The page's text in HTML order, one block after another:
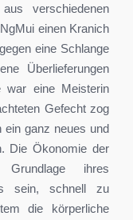
verschiedenen
einen Kranich
eine Schlange
Überlieferungen
war eine Meisterin
Gefecht zog
ein ganz neues und
Die Ökonomie der
ihres
sein, schnell zu
die körperliche